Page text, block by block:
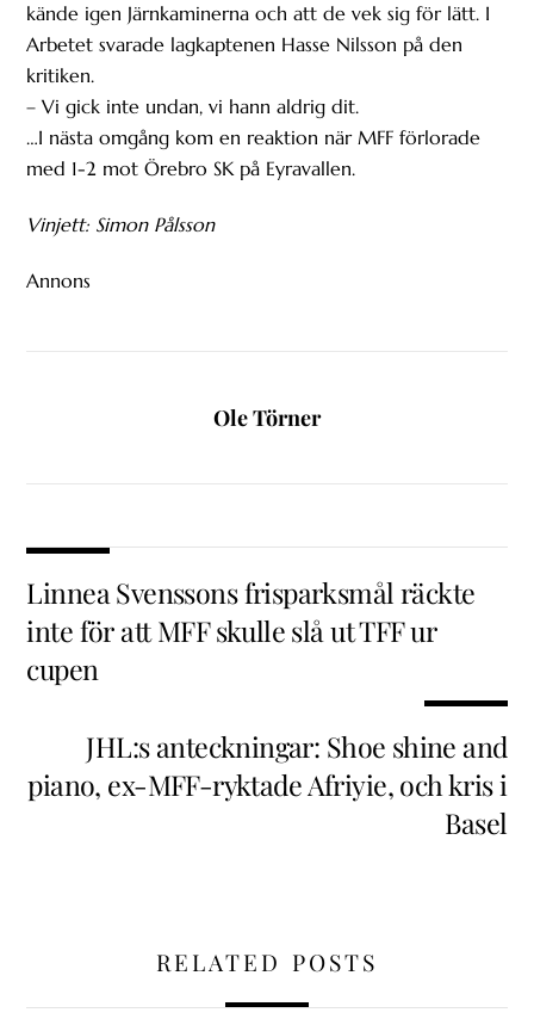
kände igen Järnkaminerna och att de vek sig för lätt. I
Arbetet svarade lagkaptenen Hasse Nilsson på den
kritiken.
– Vi gick inte undan, vi hann aldrig dit.
…I nästa omgång kom en reaktion när MFF förlorade
med 1-2 mot Örebro SK på Eyravallen.
Vinjett: Simon Pålsson
Annons
Ole Törner
Linnea Svenssons frisparksmål räckte
inte för att MFF skulle slå ut TFF ur
cupen
JHL:s anteckningar: Shoe shine and
piano, ex-MFF-ryktade Afriyie, och kris i
Basel
RELATED POSTS